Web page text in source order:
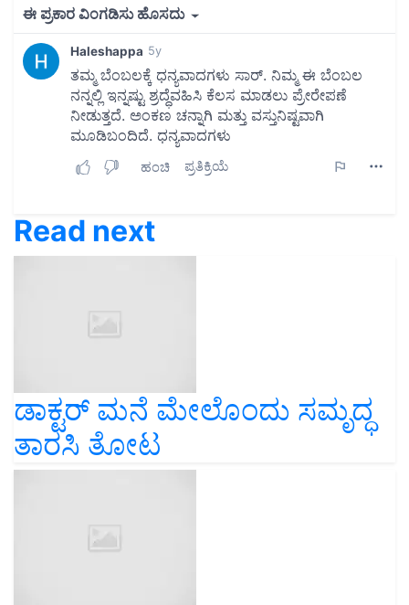
Read next
ಡಾಕ್ಟರ್ ಮನೆ ಮೇಲೊಂದು ಸಮೃದ್ಧ
ತಾರಸಿ ತೋಟ